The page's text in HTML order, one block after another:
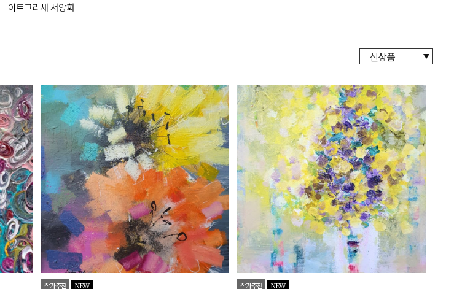
아트그리새 서양화
작가추천 NEW 작가추천 NEW